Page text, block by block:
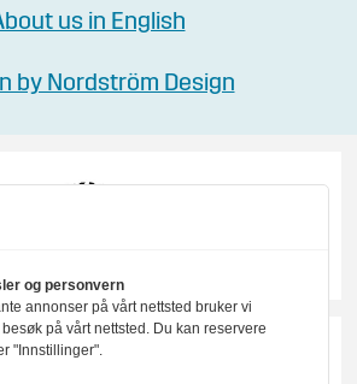
us in English
by Nordström Design
og personvern
annonser på vårt nettsted bruker vi
på vårt nettsted. Du kan reservere
"Innstillinger".